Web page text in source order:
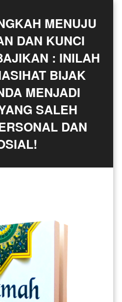
MENUJU
DAN KUNCI
: INILAH
BIJAK
MENJADI
SALEH
DAN